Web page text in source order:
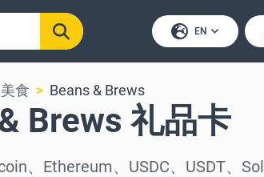
EN
食 Beans & Brews
Brews 礼品卡
、Ethereum、USDC、USDT、